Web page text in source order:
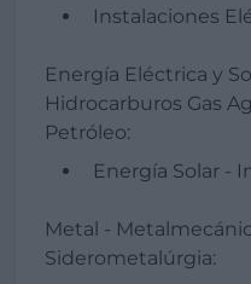
Instalaciones
Energía Eléctrica y
Hidrocarburos Gas
Petróleo:
Energía Solar -
Metal -
Siderometalúrgia: